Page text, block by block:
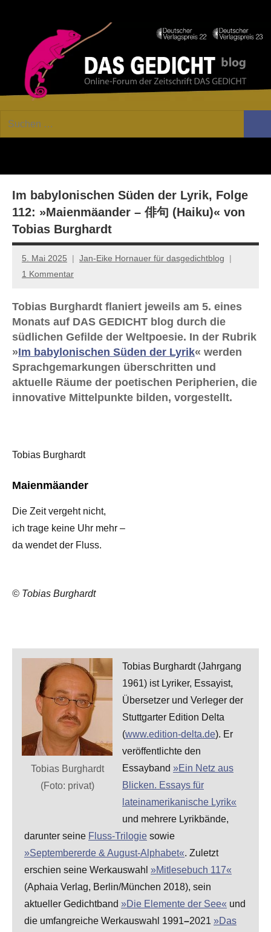
GEDICHT
Forum
von
Lyrik,
Essay
Suchen
Im babylonischen Süden der Lyrik, Folge
112: »Maienmäander – 俳句 (Haiku)« von
Tobias Burghardt
5. Mai 2025
Jan-Eike Hornauer für dasgedichtblog
1 Kommentar
Tobias Burghardt flaniert jeweils am 5. eines
Monats auf DAS GEDICHT blog durch die
südlichen Gefilde der Weltpoesie. In der Rubrik
»Im babylonischen Süden der Lyrik« werden
Sprachgemarkungen überschritten und
aktuelle Räume der poetischen Peripherien, die
innovative Mittelpunkte bilden, vorgestellt.
Tobias Burghardt
Maienmäander
Die Zeit vergeht nicht,
ich trage keine Uhr mehr –
da wendet der Fluss.
© Tobias Burghardt
Tobias Burghardt
(Foto: privat)
Tobias Burghardt (Jahrgang
1961) ist Lyriker, Essayist,
Übersetzer und Verleger der
Stuttgarter Edition Delta
(www.edition-delta.de). Er
veröffentlichte den
Essayband »Ein Netz aus
Blicken. Essays für
lateinamerikanische Lyrik«
und mehrere Lyrikbände,
darunter seine Fluss-Trilogie sowie
»Septembererde & August-Alphabet«. Zuletzt
erschien seine Werkauswahl »Mitlesebuch 117«
(Aphaia Verlag, Berlin/München 2018), sein
aktueller Gedichtband »Die Elemente der See« und
die umfangreiche Werkauswahl 1991–2021 »Das